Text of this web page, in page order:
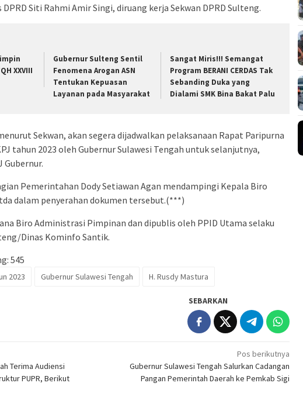
Siti Rahmi Amir Singi, diruang kerja Sekwan DPRD Sulteng.
XXVIII
Gubernur Sulteng Sentil
Fenomena Arogan ASN
Tentukan Kepuasan
Layanan pada Masyarakat
Sangat Miris!!! Semangat
Program BERANI CERDAS Tak
Sebanding Duka yang
Dialami SMK Bina Bakat Palu
Sekwan, akan segera dijadwalkan pelaksanaan Rapat Paripurna
tahun 2023 oleh Gubernur Sulawesi Tengah untuk selanjutnya,
Gubernur.
Pemerintahan Dody Setiawan Agan mendampingi Kepala Biro
dalam penyerahan dokumen tersebut.(***)
Biro Administrasi Pimpinan dan dipublis oleh PPID Utama selaku
Dinas Kominfo Santik.
545
2023 Gubernur Sulawesi Tengah H. Rusdy Mastura
SEBARKAN
Terima Audiensi
PUPR, Berikut
Pos berikutnya
Gubernur Sulawesi Tengah Salurkan Cadangan
Pangan Pemerintah Daerah ke Pemkab Sigi